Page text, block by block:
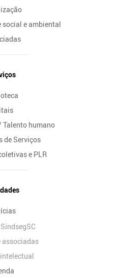
social e ambiental
humano
de Serviços
e PLR
associadas